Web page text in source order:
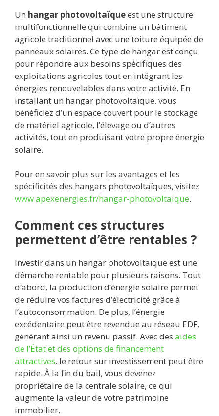
Un hangar photovoltaïqueest une structure
multifonctionnelle qui combine un bâtiment
agricole traditionnel avec une toiture équipée de
panneaux solaires. Ce type de hangar est conçu
pour répondre aux besoins spécifiques des
exploitations agricoles tout en intégrant les
énergies renouvelables dans votre activité. En
installant un hangar photovoltaïque, vous
bénéficiez d’un espace couvert pour le stockage
de matériel agricole, l’élevage ou d’autres
activités, tout en produisant votre propre énergie
solaire.
Pour en savoir plus sur les avantages et les
spécificités des hangars photovoltaïques, visitez
www.apexenergies.fr/hangar-photovoltaique.
Comment ces structures
permettent d’être rentables ?
Investir dans un hangar photovoltaïque est une
démarche rentable pour plusieurs raisons. Tout
d’abord, la production d’énergie solaire permet
de réduire vos factures d’électricité grâce à
l’autoconsommation. De plus, l’énergie
excédentaire peut être revendue au réseau EDF,
générant ainsi un revenu passif. Avec des aides
de l’État et des options de financement
attractives, le retour sur investissement peut être
rapide. À la fin du bail, vous devenez
propriétaire de la centrale solaire, ce qui
augmente la valeur de votre patrimoine
immobilier.